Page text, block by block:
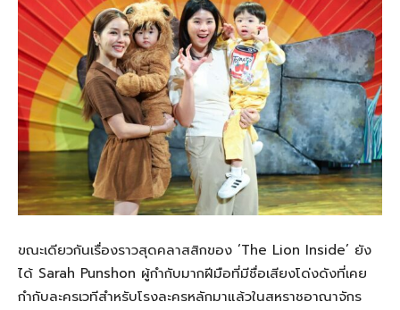
ขณะเดียวกันเรื่องราวสุดคลาสสิกของ ‘The Lion Inside’ ยัง
ได้ Sarah Punshon ผู้กำกับมากฝีมือที่มีชื่อเสียงโด่งดังที่เคย
กำกับละครเวทีสำหรับโรงละครหลักมาแล้วในสหราชอาณาจักร